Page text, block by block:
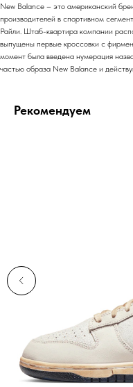
New Balance – это американский
производителей в спортивном
Райли. Штаб-квартира компании
выпущены первые кроссовки с
момент была введена нумерация
частью образа New Balance и
Рекомендуем